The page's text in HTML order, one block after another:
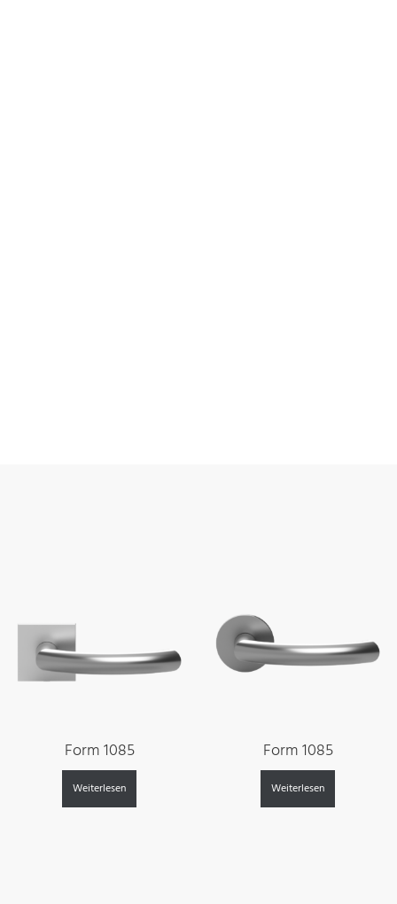
Form 1085
Weiterlesen
Form 1085
Weiterlesen